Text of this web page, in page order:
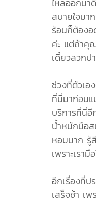
สบายใจมา
ร้อนก็ต้องอ
ค่ะ แต่ถ้าคุ
เดี๋ยวลวกป
ช่วงที่ตัวเอ
ที่นี่มาก่อนแ
บริการที่นี่อี
น้ำหนักมือ
หอมมาก รู้
เพราะเรา
อีกเรื่องที่ป
เสร็จช้า เพ